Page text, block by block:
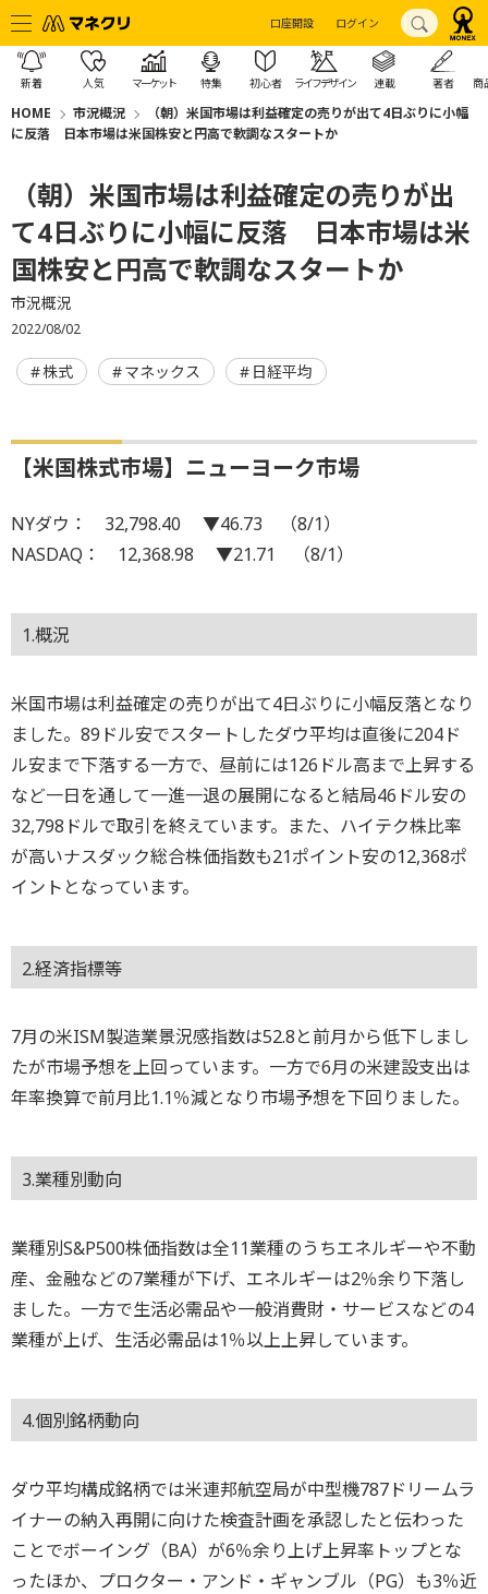
口座開設 ログイン
新着 人気 マーケット 特集 初心者 ライフデザイン 連載 著者 商
HOME 市況概況
（朝）米国市場は利益確定の売りが出て4日ぶりに小幅
に反落 日本市場は米国株安と円高で軟調なスタートか
（朝）米国市場は利益確定の売りが出
て4日ぶりに小幅に反落 日本市場は米
国株安と円高で軟調なスタートか
市況概況
2022/08/02
株式 マネックス 日経平均
【米国株式市場】ニューヨーク市場
NYダウ： 32,798.40 ▼46.73 （8/1）
NASDAQ： 12,368.98 ▼21.71 （8/1）
1.概況
米国市場は利益確定の売りが出て4日ぶりに小幅反落となり
ました。89ドル安でスタートしたダウ平均は直後に204ド
ル安まで下落する一方で、昼前には126ドル高まで上昇する
など一日を通して一進一退の展開になると結局46ドル安の
32,798ドルで取引を終えています。また、ハイテク株比率
が高いナスダック総合株価指数も21ポイント安の12,368ポ
イントとなっています。
2.経済指標等
7月の米ISM製造業景況感指数は52.8と前月から低下しまし
たが市場予想を上回っています。一方で6月の米建設支出は
年率換算で前月比1.1％減となり市場予想を下回りました。
3.業種別動向
業種別S&P500株価指数は全11業種のうちエネルギーや不動
産、金融などの7業種が下げ、エネルギーは2％余り下落し
ました。一方で生活必需品や一般消費財・サービスなどの4
業種が上げ、生活必需品は1％以上上昇しています。
4.個別銘柄動向
ダウ平均構成銘柄では米連邦航空局が中型機787ドリームラ
イナーの納入再開に向けた検査計画を承認したと伝わった
ことでボーイング（BA）が6％余り上げ上昇率トップとな
ったほか、プロクター・アンド・ギャンブル（PG）も3％近